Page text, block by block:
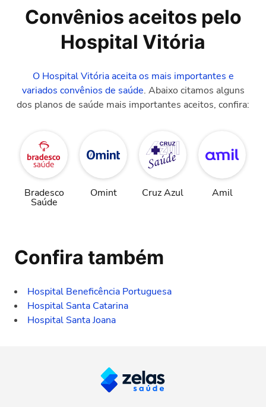
Convênios aceitos pelo
Hospital Vitória
O Hospital Vitória aceita os mais importantes e
variados convênios de saúde. Abaixo citamos alguns
dos planos de saúde mais importantes aceitos, confira:
Bradesco
Saúde
Omint Cruz Azul Amil
Confira também
Hospital Beneficência Portuguesa
Hospital Santa Catarina
Hospital Santa Joana